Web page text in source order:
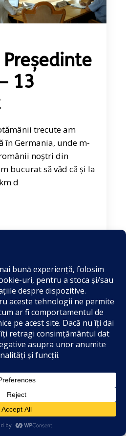
13
trecute am
în Germania, unde m-
noștri din
bucurat să văd că și la
d